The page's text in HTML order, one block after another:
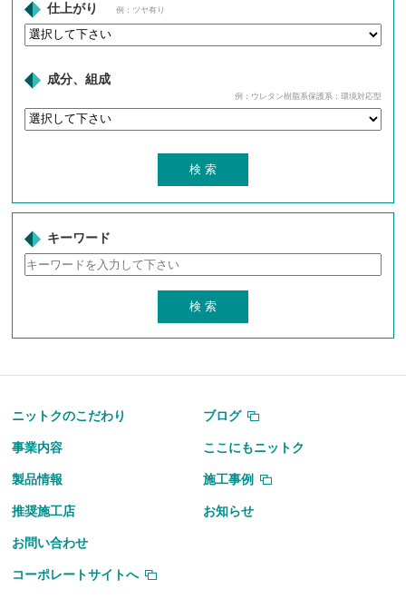
仕上がり 例：ツヤ有り
成分、組成
例：ウレタン樹脂系保護系：環境対応型
キーワード
ニットクのこだわり ブログ
事業内容 ここにもニットク
製品情報 施工事例
推奨施工店 お知らせ
お問い合わせ
コーポレートサイトへ